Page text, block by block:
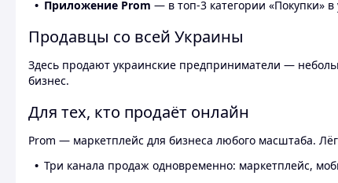
Приложение Prom — в топ-3 категории «Покупки»
Продавцы со всей Украины
Здесь продают украинские предприниматели —
бизнес.
Для тех, кто продаёт онлайн
Prom — маркетплейс для бизнеса любого масштаба.
Три канала продаж одновременно: маркетплейс,